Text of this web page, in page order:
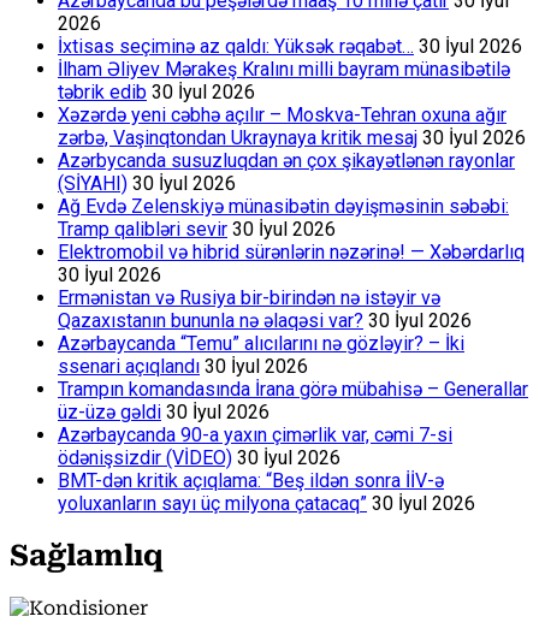
2026
İxtisas seçiminə az qaldı: Yüksək rəqabət… 30 İyul 2026
İlham Əliyev Mərakeş Kralını milli bayram münasibətilə
təbrik edib 30 İyul 2026
Xəzərdə yeni cəbhə açılır – Moskva-Tehran oxuna ağır
zərbə, Vaşinqtondan Ukraynaya kritik mesaj 30 İyul 2026
Azərbycanda susuzluqdan ən çox şikayətlənən rayonlar
(SİYAHI) 30 İyul 2026
Ağ Evdə Zelenskiyə münasibətin dəyişməsinin səbəbi:
Tramp qalibləri sevir 30 İyul 2026
Elektromobil və hibrid sürənlərin nəzərinə! — Xəbərdarlıq
30 İyul 2026
Ermənistan və Rusiya bir-birindən nə istəyir və
Qazaxıstanın bununla nə əlaqəsi var? 30 İyul 2026
Azərbaycanda “Temu” alıcılarını nə gözləyir? – İki
ssenari açıqlandı 30 İyul 2026
Trampın komandasında İrana görə mübahisə – Generallar
üz-üzə gəldi 30 İyul 2026
Azərbaycanda 90-a yaxın çimərlik var, cəmi 7-si
ödənişsizdir (VİDEO) 30 İyul 2026
BMT-dən kritik açıqlama: “Beş ildən sonra İİV-ə
yoluxanların sayı üç milyona çatacaq” 30 İyul 2026
Sağlamlıq